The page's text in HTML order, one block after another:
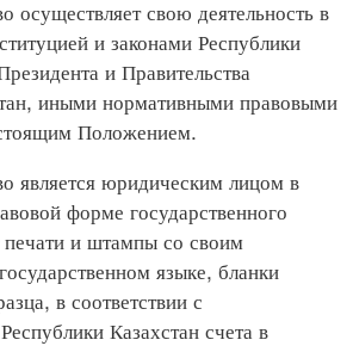
свою деятельность в
и законами Республики
и Правительства
иными нормативными правовыми
Положением.
юридическим лицом в
форме государственного
и штампы со своим
языке, бланки
в соответствии с
Казахстан счета в